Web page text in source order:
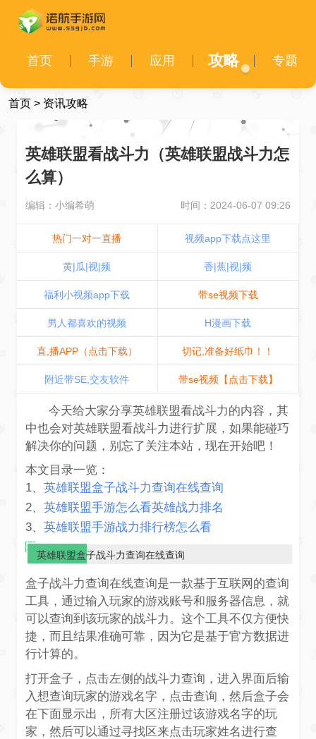
首页 手游 应用 攻略 专题
首页> 资讯攻略
英雄联盟看战斗力（英雄联盟战斗力怎
么算）
编辑：小编希萌 时间：2024-06-07 09:26
热门一对一直播 视频app下载点这里
黄|瓜|视|频 香|蕉|视|频
福利小视频app下载 带se视频下载
男人都喜欢的视频 H漫画下载
直,播APP（点击下载） 切记,准备好纸巾！！
附近带SE,交友软件 带se视频【点击下载】
今天给大家分享英雄联盟看战斗力的内容，其
中也会对英雄联盟看战斗力进行扩展，如果能碰巧
解决你的问题，别忘了关注本站，现在开始吧！
本文目录一览：
1、 英雄联盟盒子战斗力查询在线查询
2、 英雄联盟手游怎么看英雄战力排名
3、 英雄联盟手游战力排行榜怎么看
英雄联盟盒子战斗力查询在线查询
盒子战斗力查询在线查询是一款基于互联网的查询
工具，通过输入玩家的游戏账号和服务器信息，就
可以查询到该玩家的战斗力。这个工具不仅方便快
捷，而且结果准确可靠，因为它是基于官方数据进
行计算的。
打开盒子，点击左侧的战斗力查询，进入界面后输
入想查询玩家的游戏名字，点击查询，然后盒子会
在下面显示出，所有大区注册过该游戏名字的玩
家，然后可以通过寻找区来点击玩家姓名进行查